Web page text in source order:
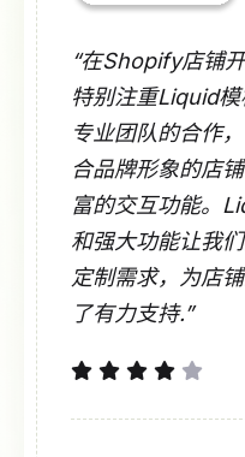
“在Shopify店铺
特别注重Liquid
专业团队的合作
合品牌形象的店
富的交互功能。
和强大功能让我
定制需求，为店
了有力支持.”